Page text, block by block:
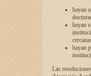
hayan
hayan
hayan
Las